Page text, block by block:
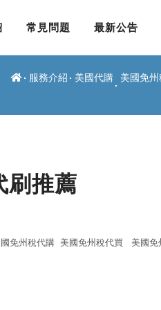
常見問題 最新公告
服務介紹 美國代購
美國免
刷推薦
免州稅代購 美國免州稅代買
美國